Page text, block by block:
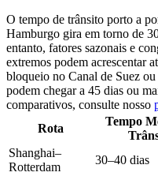
O tempo de trânsito porto a
Hamburgo gira em torno de
entanto, fatores sazonais e
extremos podem acrescentar
bloqueio no Canal de Suez ou
podem chegar a 45 dias ou
comparativos, consulte nosso
Rota
Tempo
Shanghai–
Rotterdam
30–40 dias